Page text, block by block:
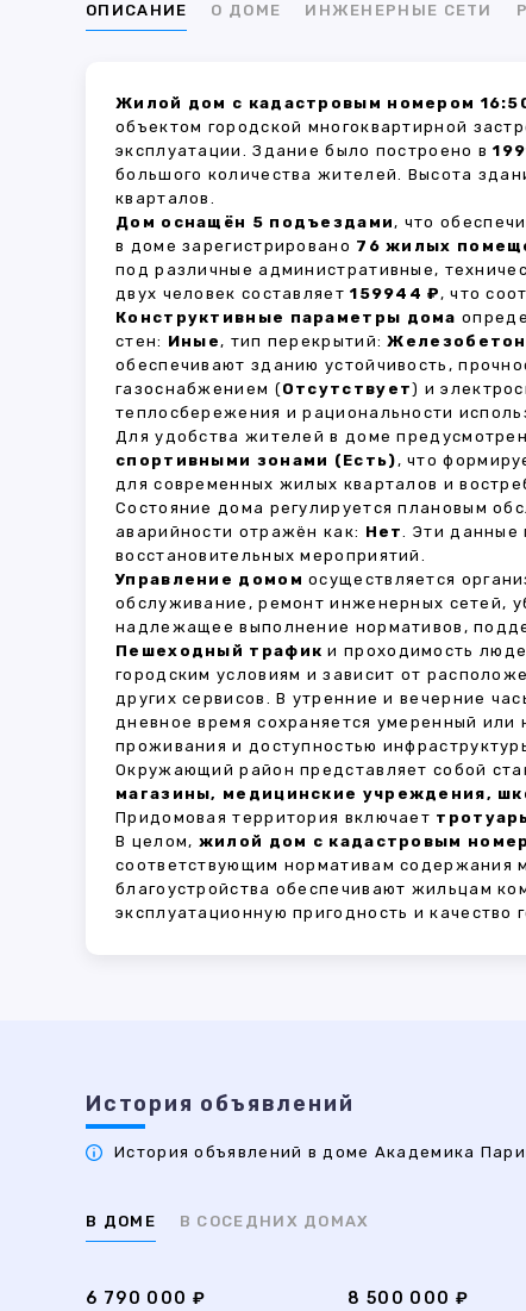
ОПИСАНИЕ О ДОМЕ ИНЖЕНЕРНЫЕ СЕТИ
Жилой дом с кадастровым номером
объектом городской многоквартирной
эксплуатации. Здание было построено в
большого количества жителей. Высота
кварталов.
Дом оснащён 5 подъездами, что
в доме зарегистрировано 76 жилых
под различные административные,
двух человек составляет159944 ₽, что
Конструктивные параметры дома
стен: Иные, тип перекрытий:
обеспечивают зданию устойчивость,
газоснабжением (Отсутствует) и
теплосбережения и рациональности
Для удобства жителей в доме
спортивными зонами (Есть), что
для современных жилых кварталов и
Состояние дома регулируется плановым
аварийности отражён как: Нет. Эти данные
восстановительных мероприятий.
Управление домом осуществляется
обслуживание, ремонт инженерных сетей,
надлежащее выполнение нормативов,
Пешеходный трафик и проходимость
городским условиям и зависит от
других сервисов. В утренние и вечерние
дневное время сохраняется умеренный или
проживания и доступностью
Окружающий район представляет собой
магазины, медицинские учреждения,
Придомовая территория включает
В целом, жилой дом с кадастровым
соответствующим нормативам содержания
благоустройства обеспечивают жильцам
эксплуатационную пригодность и качество
История объявлений
История объявлений в доме Академика
В ДОМЕ В СОСЕДНИХ ДОМАХ
6 790 000 ₽ 8 500 000 ₽